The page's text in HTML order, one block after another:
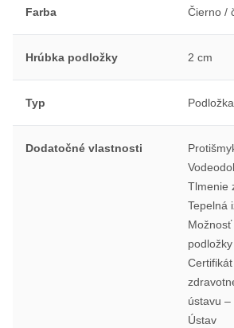
Farba Čierno /
Hrúbka podložky 2 cm
Typ
Dodatočné vlastnosti
Tlmenie
Tepelná
podložky
ústavu –
Ústav